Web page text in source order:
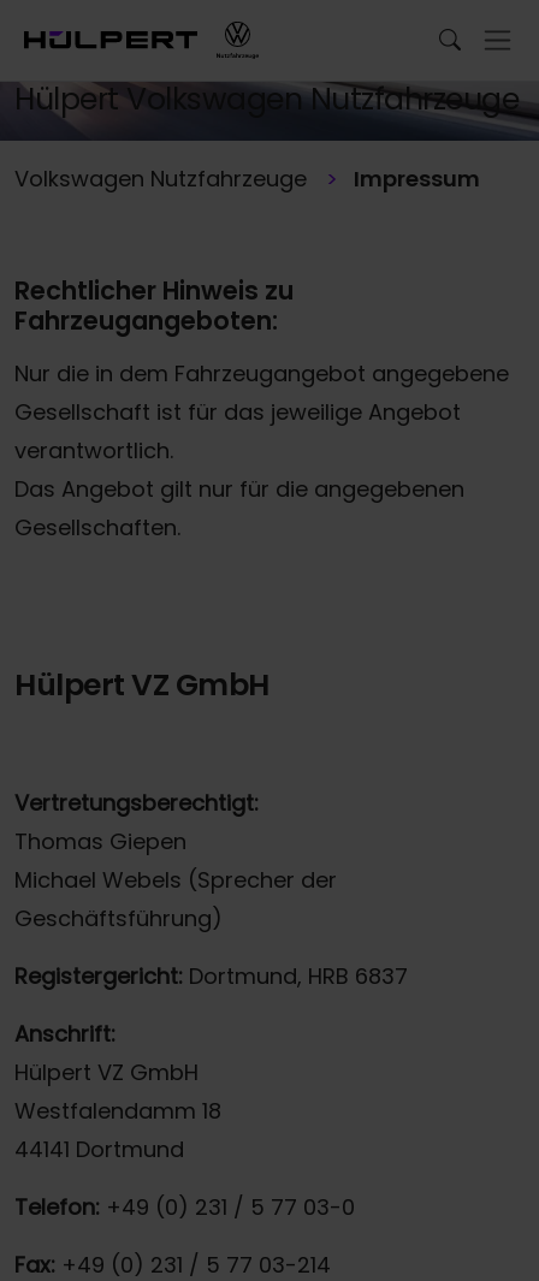
Impressum
Hülpert Volkswagen Nutzfahrzeuge
Volkswagen Nutzfahrzeuge Impressum
Rechtlicher Hinweis zu
Fahrzeugangeboten:
Nur die in dem Fahrzeugangebot angegebene
Gesellschaft ist für das jeweilige Angebot
verantwortlich.
Das Angebot gilt nur für die angegebenen
Gesellschaften.
Hülpert VZ GmbH
Vertretungsberechtigt:
Thomas Giepen
Michael Webels (Sprecher der
Geschäftsführung)
Registergericht: Dortmund, HRB 6837
Anschrift:
Hülpert VZ GmbH
Westfalendamm 18
44141 Dortmund
Telefon: +49 (0) 231 / 5 77 03-0
Fax: +49 (0) 231 / 5 77 03-214